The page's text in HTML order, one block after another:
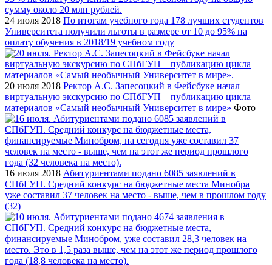
24 июля 2018 По итогам учебного года 178 лучших студентов
Университета получили льготы в размере от 10 до 95% на
оплату обучения в 2018/19 учебном году
20 июля 2018 Ректор А.С. Запесоцкий в Фейсбуке начал
виртуальную экскурсию по СПбГУП – публикацию цикла
материалов «Самый необычный Университет в мире» Фото
16 июля 2018 Абитуриентами подано 6085 заявлений в
СПбГУП. Средний конкурс на бюджетные места Минобра
уже составил 37 человек на место - выше, чем в прошлом году
(32)